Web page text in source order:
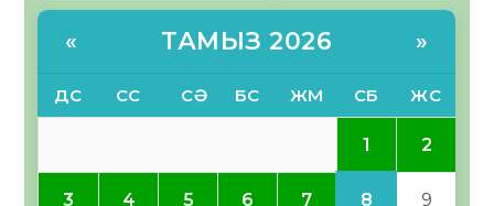
« ТАМЫЗ 2026 »
ДС СС СӘ БС ЖМ СБ ЖС
1 2
3 4 5 6 7 8 9